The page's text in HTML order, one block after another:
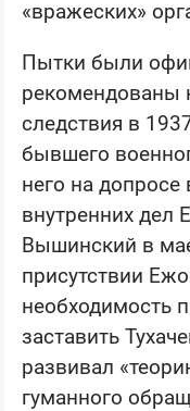
«вражеских»
Пытки были
рекомендованы
следствия в
бывшего
него на
внутренних дел
Вышинский в
присутствии
необходимость
заставить
развивал
гуманного